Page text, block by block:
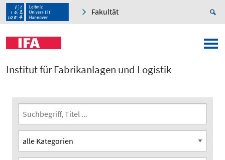
Fakultät
Institut für Fabrikanlagen und Logistik